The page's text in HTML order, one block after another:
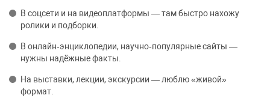
В соцсети и на видеоплатформы — там быстро нахожу
ролики и подборки.
В онлайн‑энциклопедии, научно‑популярные сайты —
нужны надёжные факты.
На выставки, лекции, экскурсии — люблю «живой»
формат.